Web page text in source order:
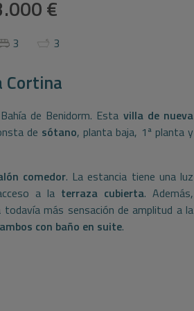
€
3 3
de Benidorm. Esta villa de nueva
de sótano, planta baja, 1ª planta y
comedor. La estancia tiene una luz
a la terraza cubierta. Además,
más sensación de amplitud a la
con baño en suite.